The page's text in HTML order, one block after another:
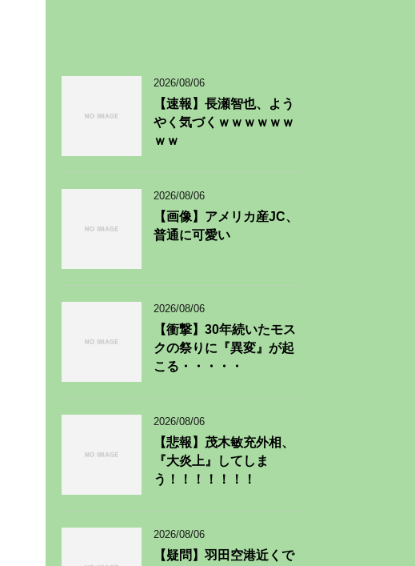
2026/08/06
【速報】長瀬智也、よう
やく気づくｗｗｗｗｗｗ
ｗｗ
2026/08/06
【画像】アメリカ産JC、
普通に可愛い
2026/08/06
【衝撃】30年続いたモス
クの祭りに『異変』が起
こる・・・・・
2026/08/06
【悲報】茂木敏充外相、
『大炎上』してしま
う！！！！！！！
2026/08/06
【疑問】羽田空港近くで